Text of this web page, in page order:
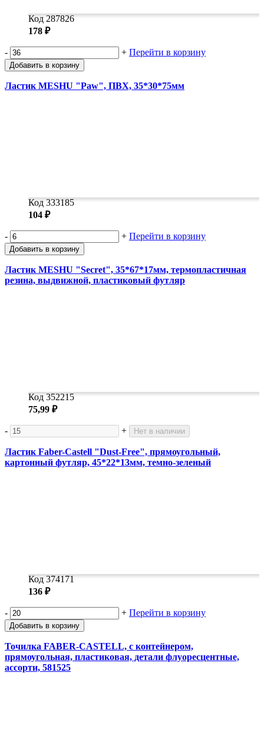
Код 287826
178 ₽
- + Перейти в корзину
Добавить в корзину
Ластик MESHU "Paw", ПВХ, 35*30*75мм
Код 333185
104 ₽
- + Перейти в корзину
Добавить в корзину
Ластик MESHU "Secret", 35*67*17мм, термопластичная
резина, выдвижной, пластиковый футляр
Код 352215
75,99 ₽
- + Нет в наличии
Ластик Faber-Castell "Dust-Free", прямоугольный,
картонный футляр, 45*22*13мм, темно-зеленый
Код 374171
136 ₽
- + Перейти в корзину
Добавить в корзину
Точилка FABER-CASTELL, с контейнером,
прямоугольная, пластиковая, детали флуоресцентные,
ассорти, 581525